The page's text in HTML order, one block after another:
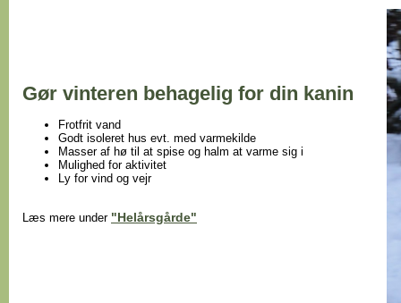
Gør vinteren behagelig for din kanin
Frotfrit vand
Godt isoleret hus evt. med varmekilde
Masser af hø til at spise og halm at varme sig i
Mulighed for aktivitet
Ly for vind og vejr
Læs mere under "Helårsgårde"